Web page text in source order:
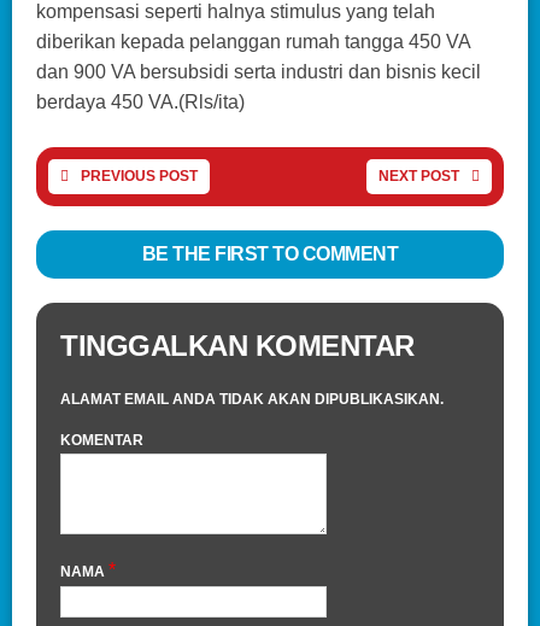
kompensasi seperti halnya stimulus yang telah
diberikan kepada pelanggan rumah tangga 450 VA
dan 900 VA bersubsidi serta industri dan bisnis kecil
berdaya 450 VA.(Rls/ita)
PREVIOUS POST NEXT POST
BE THE FIRST TO COMMENT
TINGGALKAN KOMENTAR
ALAMAT EMAIL ANDA TIDAK AKAN DIPUBLIKASIKAN.
KOMENTAR
NAMA *